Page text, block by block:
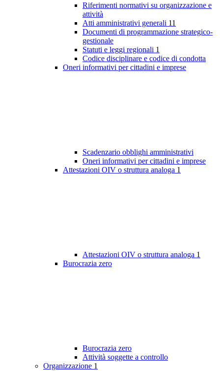
Riferimenti normativi su organizzazione e
attività
Atti amministrativi generali 11
Documenti di programmazione strategico-
gestionale
Statuti e leggi regionali 1
Codice disciplinare e codice di condotta
Oneri informativi per cittadini e imprese
Scadenzario obblighi amministrativi
Oneri informativi per cittadini e imprese
Attestazioni OIV o struttura analoga 1
Attestazioni OIV o struttura analoga 1
Burocrazia zero
Burocrazia zero
Attività soggette a controllo
Organizzazione 1